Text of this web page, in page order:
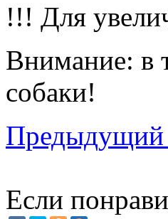
!!! Для
Внимание: в
собаки!
Предыдущий
Если